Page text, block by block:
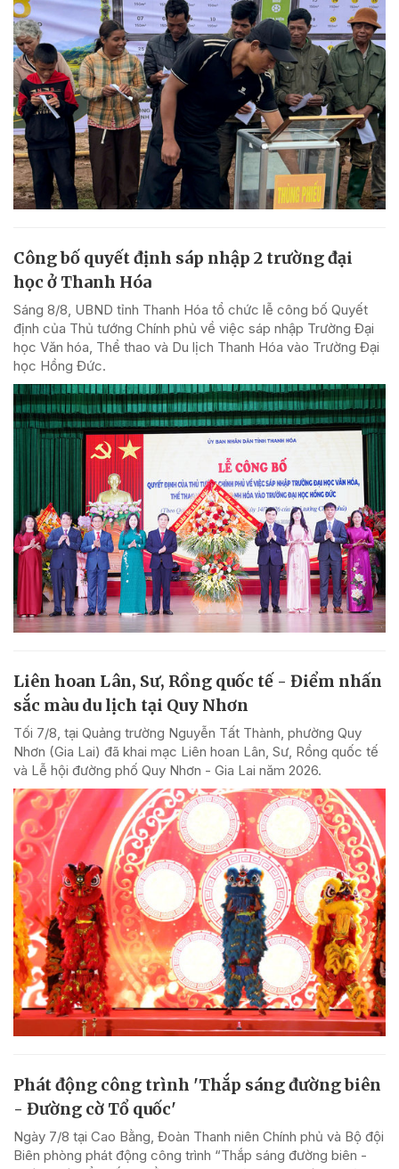
Công bố quyết định sáp nhập 2 trường đại
học ở Thanh Hóa
Sáng 8/8, UBND tỉnh Thanh Hóa tổ chức lễ công bố Quyết
định của Thủ tướng Chính phủ về việc sáp nhập Trường Đại
học Văn hóa, Thể thao và Du lịch Thanh Hóa vào Trường Đại
học Hồng Đức.
Liên hoan Lân, Sư, Rồng quốc tế - Điểm nhấn
sắc màu du lịch tại Quy Nhơn
Tối 7/8, tại Quảng trường Nguyễn Tất Thành, phường Quy
Nhơn (Gia Lai) đã khai mạc Liên hoan Lân, Sư, Rồng quốc tế
và Lễ hội đường phố Quy Nhơn - Gia Lai năm 2026.
Phát động công trình 'Thắp sáng đường biên
- Đường cờ Tổ quốc'
Ngày 7/8 tại Cao Bằng, Đoàn Thanh niên Chính phủ và Bộ đội
Biên phòng phát động công trình “Thắp sáng đường biên -